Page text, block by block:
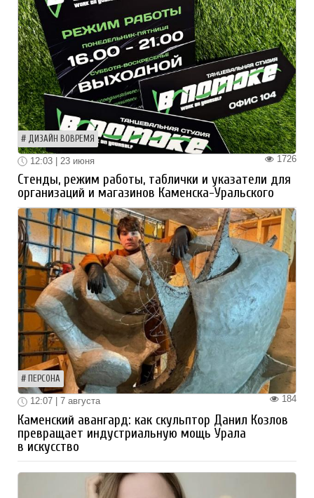
ДИЗАЙН ВОВРЕМЯ
1726
12:03 | 23 июня
Стенды, режим работы, таблички и указатели для
организаций и магазинов Каменска-Уральского
ПЕРСОНА
184
12:07 | 7 августа
Каменский авангард: как скульптор Данил Козлов
превращает индустриальную мощь Урала
в искусство